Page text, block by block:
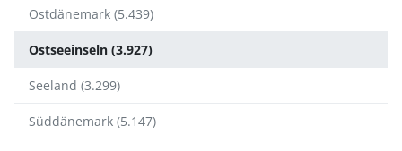
Ostdänemark (5.439)
Ostseeinseln (3.927)
Seeland (3.299)
Süddänemark (5.147)